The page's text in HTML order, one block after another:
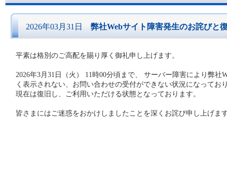
2026年03月31日 弊社Webサイト障害発生のお詫びと
平素は格別のご高配を賜り厚く御礼申し上げます。
2026年3月31日（火） 11時00分頃まで、 サーバー障害により弊
く表示されない、お問い合わせの受付ができない状況になってお
現在は復旧し、ご利用いただける状態となっております。
皆さまにはご迷惑をおかけしましたことを深くお詫び申し上げま